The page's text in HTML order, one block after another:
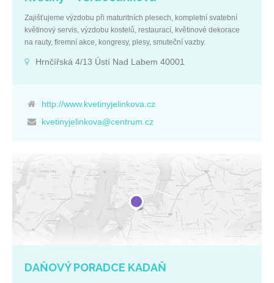
Zajišťujeme výzdobu při maturitních plesech, kompletní svatební
květinový servis, výzdobu kostelů, restaurací, květinové dekorace
na rauty, firemní akce, kongresy, plesy, smuteční vazby.
přání, víno, bonboniéru, dort, dárkový koš, plyšáka. Základní údaje:
Hrnčířská 4/13 Ústí Nad Labem 40001
http://www.kvetinyjelinkova.cz
kvetinyjelinkova@centrum.cz
DAŇOVÝ PORADCE KADAŇ